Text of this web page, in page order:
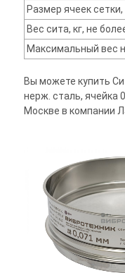
Размер ячеек
Вес сита, кг, не
Максимальный вес
Вы можете купить
нерж. сталь, ячейка
Москве в компании